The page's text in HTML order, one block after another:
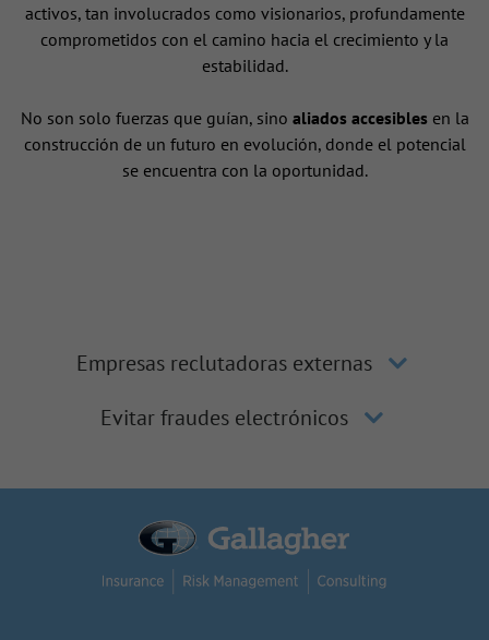
activos, tan involucrados como visionarios, profundamente
comprometidos con el camino hacia el crecimiento y la
estabilidad.
No son solo fuerzas que guían, sino aliados accesiblesen la
construcción de un futuro en evolución, donde el potencial
se encuentra con la oportunidad.
Empresas reclutadoras externas
Evitar fraudes electrónicos